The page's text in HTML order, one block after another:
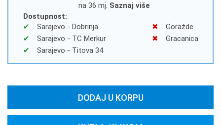
na 36 mj. Saznaj više
Dostupnost:
Sarajevo - Dobrinja
Sarajevo - TC Merkur
Sarajevo - Titova 34
Goražde
Gracanica
DODAJ U KORPU